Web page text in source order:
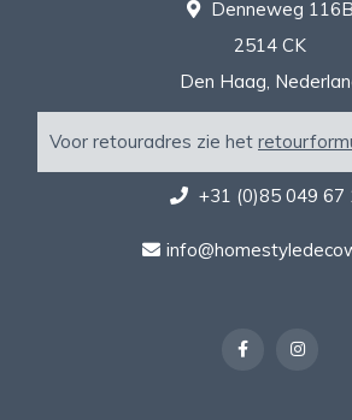
Denneweg 116B
2514 CK
Den Haag,
Voor retouradres zie het
+31 (0)85 049 67